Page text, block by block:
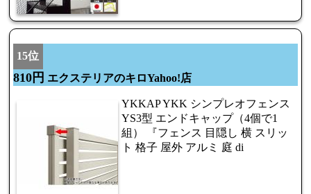
15位
810円 エクステリアのキロYahoo!店
YKKAP YKK シンプレオフェンス
YS3型 エンドキャップ（4個で1
組） 『フェンス 目隠し 横 スリッ
ト 格子 屋外 アルミ 庭 di